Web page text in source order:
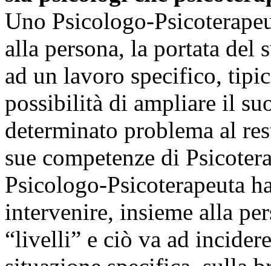
Uno Psicologo-
alla persona, la portata del
ad un lavoro specifico,
possibilità di ampliare il
determinato problema al
sue competenze di
Psicologo-Psicoterapeuta
intervenire, insieme alla
“livelli” e ciò va ad